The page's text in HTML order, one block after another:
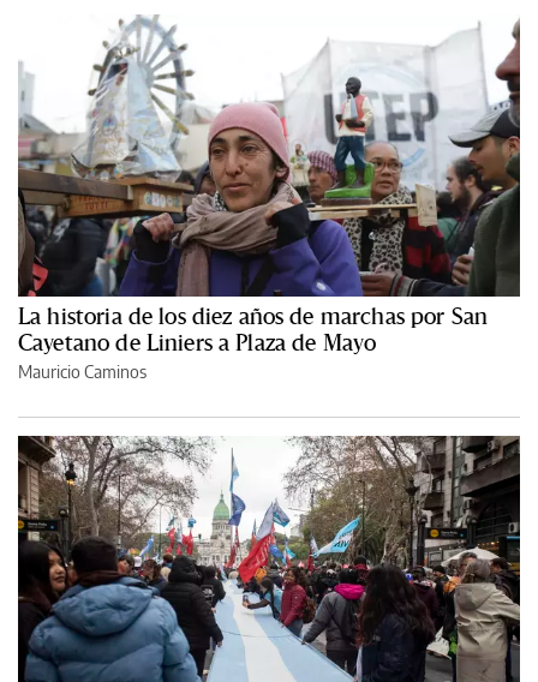
La historia de los diez años de marchas por San
Cayetano de Liniers a Plaza de Mayo
Mauricio Caminos